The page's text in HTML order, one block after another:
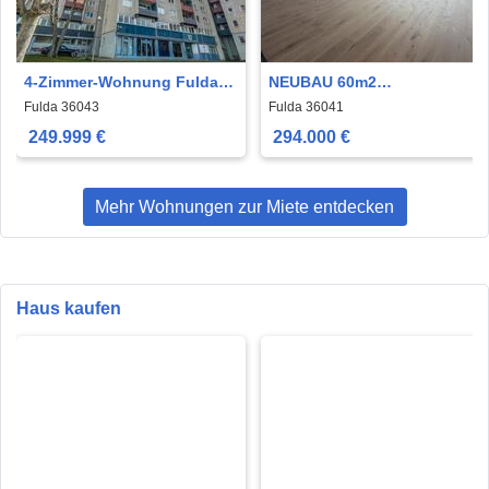
4-Zimmer-Wohnung Fulda
Stadtmitte
Fulda 36043
249.999 €
NEUBAU 60m2
Eigentumswohnung FD-
Neuenberg
Fulda 36041
294.000 €
Mehr Wohnungen zur Miete entdecken
Haus kaufen